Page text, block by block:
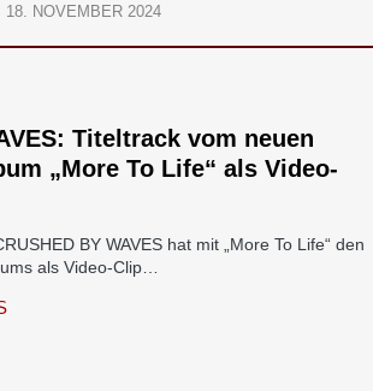
18. NOVEMBER 2024
Titeltrack vom neuen
„More To Life“ als Video-
BY WAVES hat mit „More To Life“ den
als Video-Clip…